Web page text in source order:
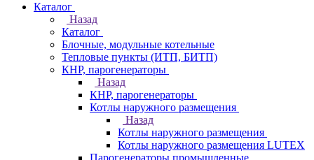
Каталог
Назад
Каталог
Блочные, модульные котельные
Тепловые пункты (ИТП, БИТП)
КНР, парогенераторы
Назад
КНР, парогенераторы
Котлы наружного размещения
Назад
Котлы наружного размещения
Котлы наружного размещения LUTEX
Парогенераторы промышленные